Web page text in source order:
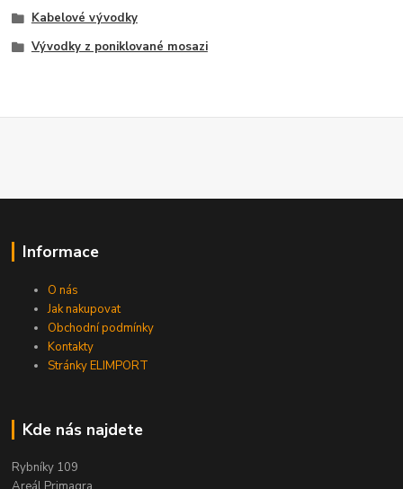
Kabelové vývodky
Vývodky z poniklované mosazi
Informace
O nás
Jak nakupovat
Obchodní podmínky
Kontakty
Stránky ELIMPORT
Kde nás najdete
Rybníky 109